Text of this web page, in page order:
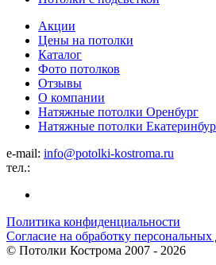
Акции
Цены на потолки
Каталог
Фото потолков
Отзывы
О компании
Натяжные потолки Оренбург
Натяжные потолки
e-mail: info@potolki-kostroma.ru
тел.:
Политика конфиденциальности
Согласие на обработку
© Потолки Кострома 2007 - 2026